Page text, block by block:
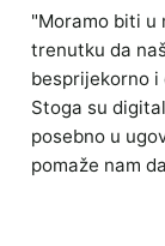
"Moramo biti u
trenutku da
besprijekorno i
Stoga su
posebno u
pomaže nam